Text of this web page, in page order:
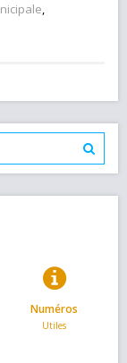
,
Numéros